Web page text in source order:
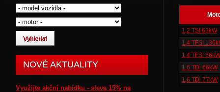
NOVÉ AKTUALITY
Využijte akční nabídku - sleva 15% na
1,2 TSI 63kW
1,4 TFSI
1,4 TFSI 66kW
1,6 TDi 66kW
1,6 TDi 77kW